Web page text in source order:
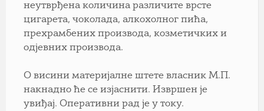
неутврђена количина различите врсте
цигарета, чоколада, алкохолног пића,
прехрамбених производа, козметичких и
одјевних производа.
О висини материјалне штете власник М.П.
накнадно ће се изјаснити. Извршен је
увиђај. Оперативни рад је у току.